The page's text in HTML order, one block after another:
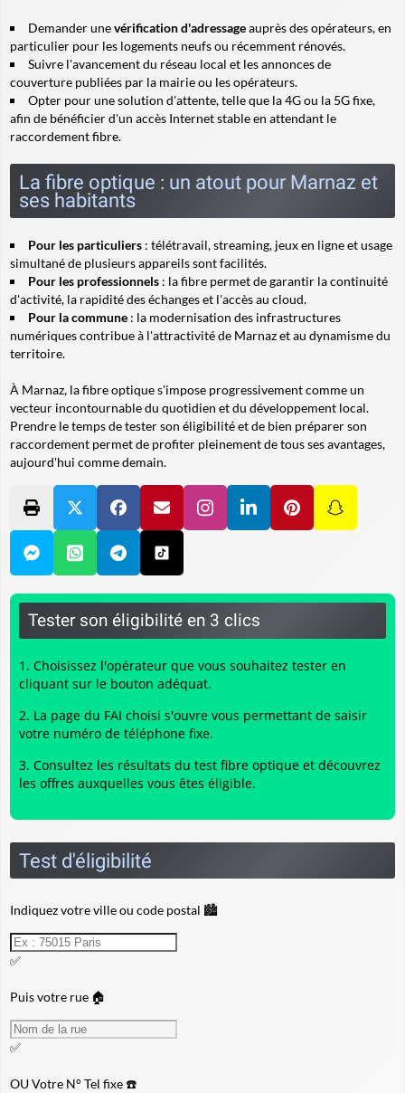
Demander unevérification d'adressageauprès des opérateurs, en
particulier pour les logements neufs ou récemment rénovés.
Suivre l'avancement du réseau local et les annonces de
couverture publiées par la mairie ou les opérateurs.
Opter pour une solution d'attente, telle que la 4G ou la 5G fixe,
afin de bénéficier d'un accès Internet stable en attendant le
raccordement fibre.
La fibre optique : un atout pour Marnaz et
ses habitants
Pour les particuliers : télétravail, streaming, jeux en ligne et usage
simultané de plusieurs appareils sont facilités.
Pour les professionnels : la fibre permet de garantir la continuité
d'activité, la rapidité des échanges et l'accès au cloud.
Pour la commune : la modernisation des infrastructures
numériques contribue à l'attractivité de Marnaz et au dynamisme du
territoire.
À Marnaz, la fibre optique s'impose progressivement comme un
vecteur incontournable du quotidien et du développement local.
Prendre le temps de tester son éligibilité et de bien préparer son
raccordement permet de profiter pleinement de tous ses avantages,
aujourd'hui comme demain.
Tester son éligibilité en 3 clics
Choisissez l'opérateur que vous souhaitez tester en
cliquant sur le bouton adéquat.
La page du FAI choisi s'ouvre vous permettant de saisir
votre numéro de téléphone fixe.
Consultez les résultats du test fibre optique et découvrez
les offres auxquelles vous êtes éligible.
Test d'éligibilité
Indiquez votre ville ou code postal 🏙️
✅
Puis votre rue 🏠
✅
OUVotre N° Tel fixe ☎️